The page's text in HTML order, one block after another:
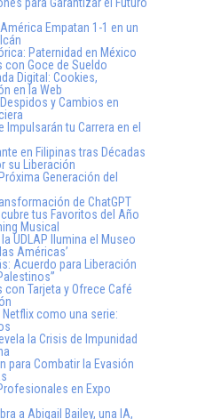
Empatan 1-1 en un
Paternidad en México
con Goce de Sueldo
Digital: Cookies,
en la Web
y Cambios en
tu Carrera en el
en Filipinas tras Décadas
su Liberación
Generación del
de ChatGPT
tus Favoritos del Año
Musical
UDLAP Ilumina el Museo
Américas’
Acuerdo para Liberación
Tarjeta y Ofrece Café
como una serie:
la Crisis de Impunidad
para Combatir la Evasión
en Expo
a Abigail Bailey, una IA,